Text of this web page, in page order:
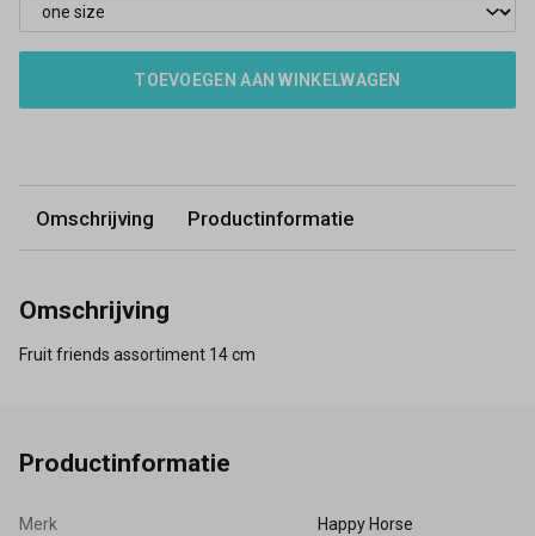
TOEVOEGEN AAN WINKELWAGEN
Omschrijving Productinformatie
Omschrijving
Fruit friends assortiment 14 cm
Productinformatie
Merk Happy Horse